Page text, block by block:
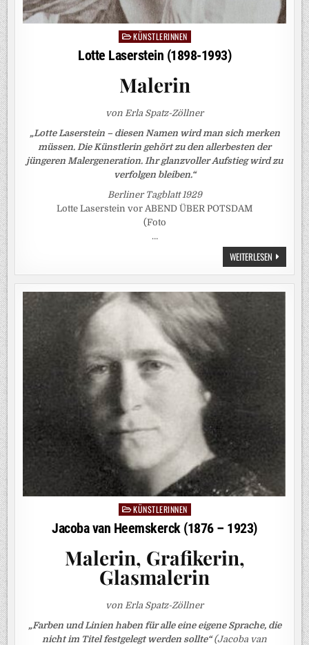
Posted
in
KÜNSTLERINNEN
Lotte Laserstein (1898-1993)
Malerin
von Erla Spatz-Zöllner
„Lotte Laserstein – diesen Namen wird man sich merken
müssen. Die Künstlerin gehört zu den allerbesten der
jüngeren Malergeneration. Ihr glanzvoller Aufstieg wird zu
verfolgen bleiben.“
Berliner Tagblatt 1929
Lotte Laserstein vor ABEND ÜBER POTSDAM
(Foto
…
WEITERLESENLOTTE
LASERSTEIN
(1898-
1993)
Posted
in
KÜNSTLERINNEN
Jacoba van Heemskerck (1876 – 1923)
Malerin, Grafikerin,
Glasmalerin
von Erla Spatz-Zöllner
„Farben und Linien haben für alle eine eigene Sprache, die
nicht im Titel festgelegt werden sollte“(Jacoba van